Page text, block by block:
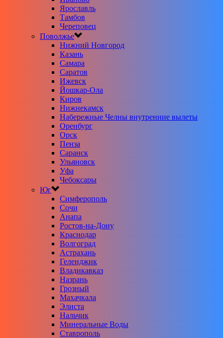
Ярославль
Тамбов
Череповец
Поволжье
Нижний Новгород
Казань
Самара
Саратов
Ижевск
Йошкар-Ола
Киров
Нижнекамск
Набережные Челны внутренние вылеты
Оренбург
Орск
Пенза
Саранск
Ульяновск
Уфа
Чебоксары
Юг
Симферополь
Сочи
Анапа
Ростов-на-Дону
Краснодар
Волгоград
Астрахань
Геленджик
Владикавказ
Назрань
Грозный
Махачкала
Элиста
Нальчик
Минеральные Воды
Ставрополь